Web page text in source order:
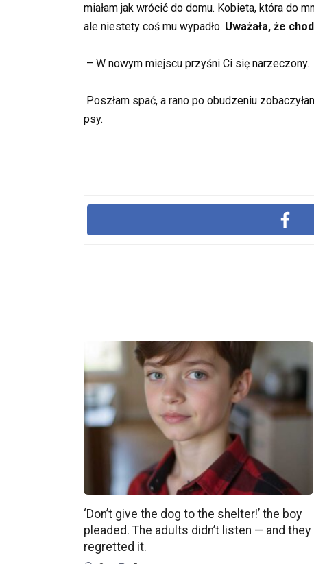
miałam jak wrócić do domu. Kobieta, która do
ale niestety coś mu wypadło. Uważała, że
– W nowym miejscu przyśni Ci się narzeczony.
Poszłam spać, a rano po obudzeniu
psy.
‘Don’t give the dog to the shelter!’ the boy
pleaded. The adults didn’t listen — and they
regretted it.